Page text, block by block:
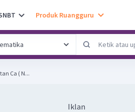
Produk Ruangguru
Ca ( N...
Iklan